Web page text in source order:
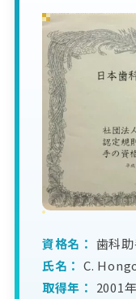
資格名： 歯科
氏名： C.
取得年： 2001年